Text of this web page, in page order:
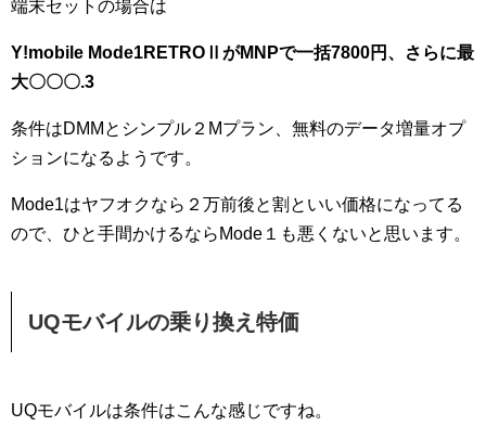
端末セットの場合は
Y!mobile Mode1RETROⅡがMNPで一括7800円、さらに最
大〇〇〇.3
条件はDMMとシンプル２Mプラン、無料のデータ増量オプ
ションになるようです。
Mode1はヤフオクなら２万前後と割といい価格になってる
ので、ひと手間かけるならMode１も悪くないと思います。
UQモバイルの乗り換え特価
UQモバイルは条件はこんな感じですね。